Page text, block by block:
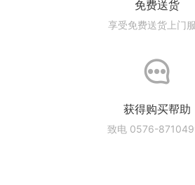
免费送货
享受免费送货上门
获得购买帮助
致电 0576-